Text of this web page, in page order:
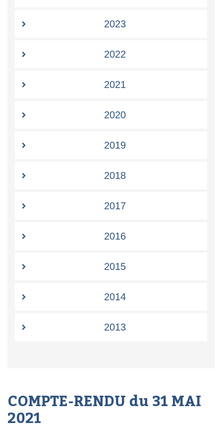
2023
2022
2021
2020
2019
2018
2017
2016
2015
2014
2013
COMPTE-RENDU du 31 MAI
2021